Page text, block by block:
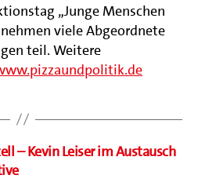
„Junge Menschen
viele Abgeordnete
teil. Weitere
– Kevin Leiser im Austausch